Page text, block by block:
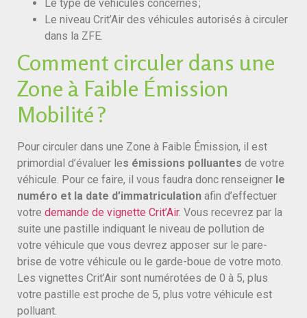
Le type de véhicules concernés ;
Le niveau Crit’Air des véhicules autorisés à circuler
dans la ZFE.
Comment circuler dans une
Zone à Faible Émission
Mobilité ?
Pour circuler dans une Zone à Faible Émission, il est
primordial d’évaluer les émissions polluantes de votre
véhicule. Pour ce faire, il vous faudra donc renseigner le
numéro et la date d’immatriculation afin d’effectuer
votre demande de vignette Crit’Air. Vous recevrez par la
suite une pastille indiquant le niveau de pollution de
votre véhicule que vous devrez apposer sur le pare-
brise de votre véhicule ou le garde-boue de votre moto.
Les vignettes Crit’Air sont numérotées de 0 à 5, plus
votre pastille est proche de 5, plus votre véhicule est
polluant.